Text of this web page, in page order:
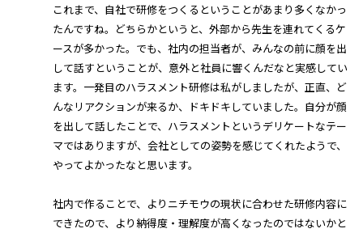
これまで、自社で研修をつくるということがあまり多くなかっ
たんですね。どちらかというと、外部から先生を連れてくるケ
ースが多かった。でも、社内の担当者が、みんなの前に顔を出
して話すということが、意外と社員に響くんだなと実感してい
ます。一発目のハラスメント研修は私がしましたが、正直、ど
んなリアクションが来るか、ドキドキしていました。自分が顔
を出して話したことで、ハラスメントというデリケートなテー
マではありますが、会社としての姿勢を感じてくれたようで、
やってよかったなと思います。
社内で作ることで、よりニチモウの現状に合わせた研修内容に
できたので、より納得度・理解度が高くなったのではないかと